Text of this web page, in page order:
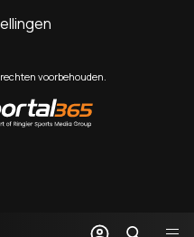
rechten voorbehouden.